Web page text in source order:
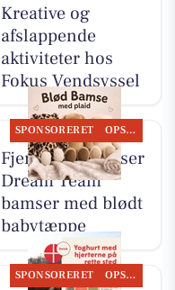
Kreative og
afslappende
aktiviteter hos
Fokus Vendsyssel
SPONSORERET OPSLAGSTAVLEN
Fjerrenseriet viser
Dream Team
bamser med blødt
babytæppe
SPONSORERET OPSLAGSTAVLEN